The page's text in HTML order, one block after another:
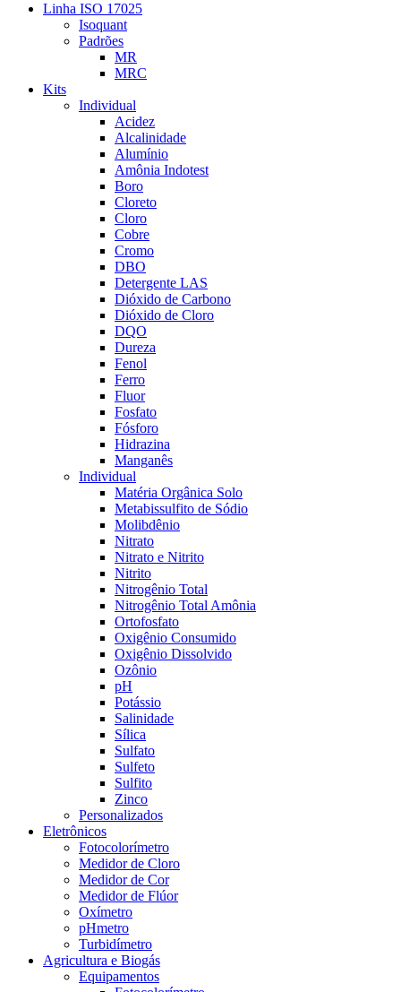
Linha ISO 17025
Isoquant
Padrões
MR
MRC
Kits
Individual
Acidez
Alcalinidade
Alumínio
Amônia Indotest
Boro
Cloreto
Cloro
Cobre
Cromo
DBO
Detergente LAS
Dióxido de Carbono
Dióxido de Cloro
DQO
Dureza
Fenol
Ferro
Fluor
Fosfato
Fósforo
Hidrazina
Manganês
Individual
Matéria Orgânica Solo
Metabissulfito de Sódio
Molibdênio
Nitrato
Nitrato e Nitrito
Nitrito
Nitrogênio Total
Nitrogênio Total Amônia
Ortofosfato
Oxigênio Consumido
Oxigênio Dissolvido
Ozônio
pH
Potássio
Salinidade
Sílica
Sulfato
Sulfeto
Sulfito
Zinco
Personalizados
Eletrônicos
Fotocolorímetro
Medidor de Cloro
Medidor de Cor
Medidor de Flúor
Oxímetro
pHmetro
Turbidímetro
Agricultura e Biogás
Equipamentos